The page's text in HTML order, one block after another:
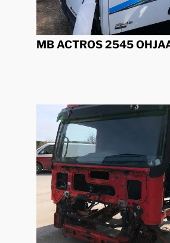
MB ACTROS 2545